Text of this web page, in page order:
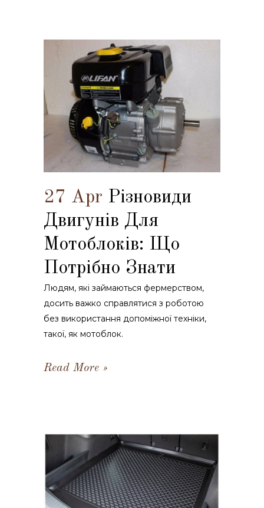
27 Apr Різновиди
Двигунів Для
Мотоблоків: Що
Потрібно Знати
Людям, які займаються фермерством,
досить важко справлятися з роботою
без використання допоміжної техніки,
такої, як мотоблок.
Read More